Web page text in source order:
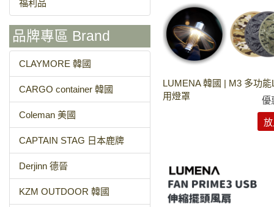
福利品
品牌專區 Brand
CLAYMORE 韓國
CARGO container 韓國
Coleman 美國
CAPTAIN STAG 日本鹿牌
Derjinn 德晉
KZM OUTDOOR 韓國
LUMENA 韓國 | M3 多功
用燈罩
優